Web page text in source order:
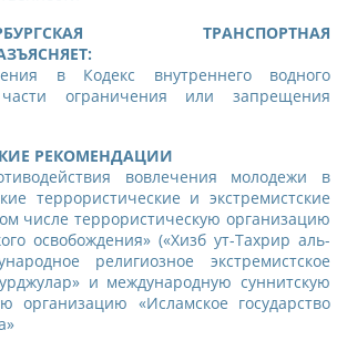
ТРАНСПОРТНАЯ
в Кодекс внутреннего водного
ограничения или запрещения
РЕКОМЕНДАЦИИ
вовлечения молодежи в
террористические и экстремистские
числе террористическую организацию
освобождения» («Хизб ут-Тахрир аль-
религиозное экстремистское
и международную суннитскую
организацию «Исламское государство